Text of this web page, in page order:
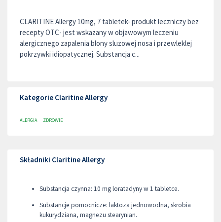
CLARITINE Allergy 10mg, 7 tabletek- produkt leczniczy bez
recepty OTC- jest wskazany w objawowym leczeniu
alergicznego zapalenia blony sluzowej nosa i przewleklej
pokrzywki idiopatycznej. Substancja c...
Kategorie Claritine Allergy
ALERGIA ZDROWIE
Składniki Claritine Allergy
Substancja czynna: 10 mg loratadyny w 1 tabletce.
Substancje pomocnicze: laktoza jednowodna, skrobia
kukurydziana, magnezu stearynian.